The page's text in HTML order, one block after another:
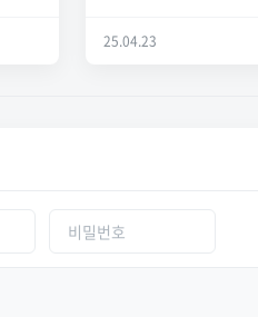
25.04.23